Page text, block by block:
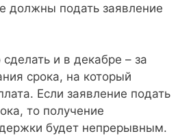
должны подать заявление
и в декабре – за
срока, на который
Если заявление подать
то получение
будет непрерывным.